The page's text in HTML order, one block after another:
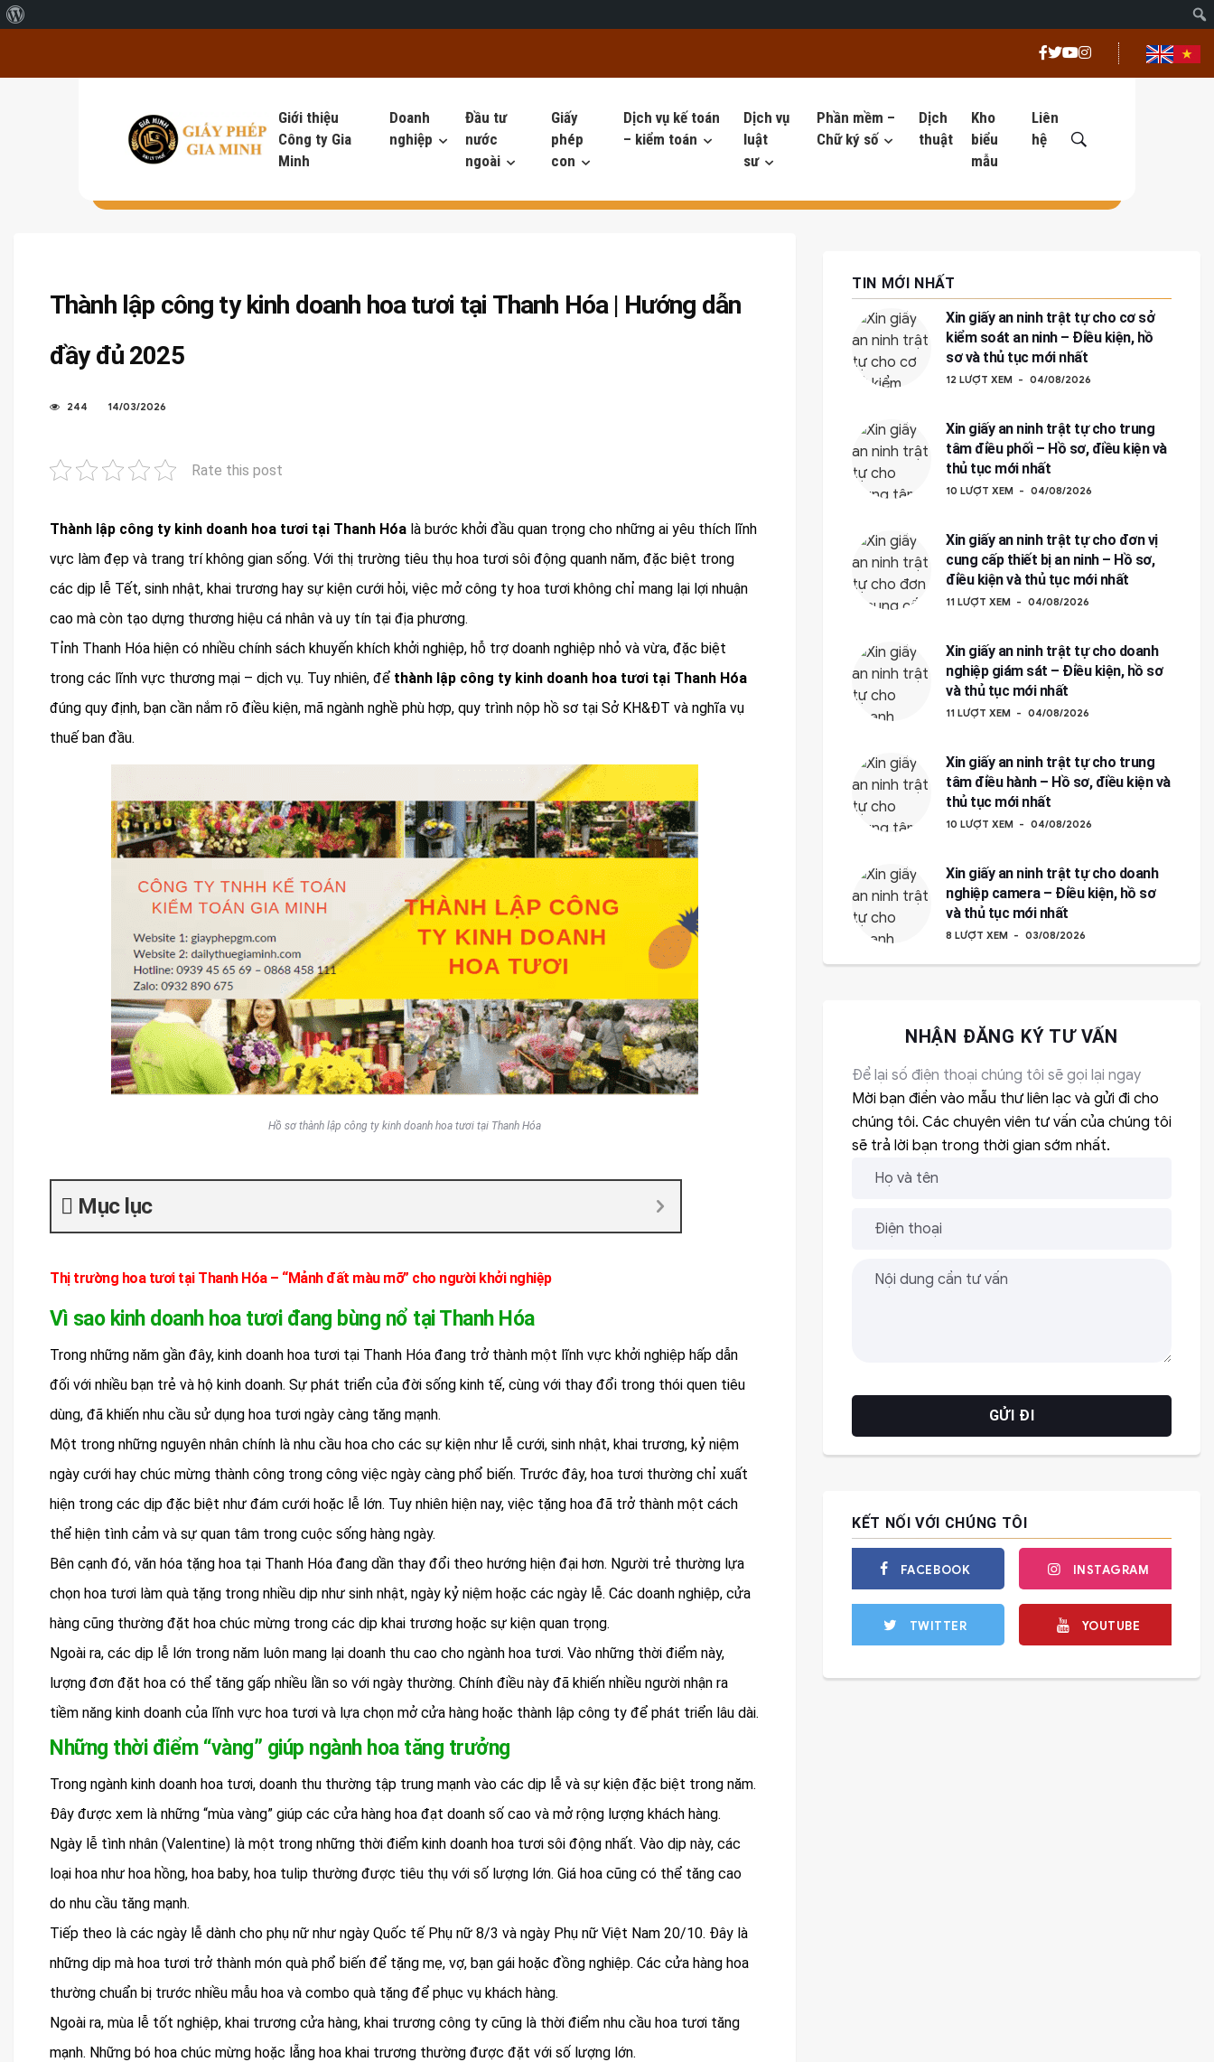
Giới thiệu
Công ty Gia
Minh
Doanh
nghiệp
Đầu tư
nước
ngoài
Giấy
phép
con
Dịch vụ kế toán
– kiểm toán
Dịch vụ
luật
sư
Phần mềm –
Chữ ký số
Dịch
thuật
Kho
biểu
mẫu
Liên
hệ
Thành lập công ty kinh doanh hoa tươi tại Thanh Hóa | Hướng dẫn
đầy đủ 2025
244 14/03/2026
Rate this post
Thành lập công ty kinh doanh hoa tươi tại Thanh Hóa là bước khởi đầu quan trọng cho những ai yêu thích lĩnh
vực làm đẹp và trang trí không gian sống. Với thị trường tiêu thụ hoa tươi sôi động quanh năm, đặc biệt trong
các dịp lễ Tết, sinh nhật, khai trương hay sự kiện cưới hỏi, việc mở công ty hoa tươi không chỉ mang lại lợi nhuận
cao mà còn tạo dựng thương hiệu cá nhân và uy tín tại địa phương.
Tỉnh Thanh Hóa hiện có nhiều chính sách khuyến khích khởi nghiệp, hỗ trợ doanh nghiệp nhỏ và vừa, đặc biệt
trong các lĩnh vực thương mại – dịch vụ. Tuy nhiên, để thành lập công ty kinh doanh hoa tươi tại Thanh Hóa
đúng quy định, bạn cần nắm rõ điều kiện, mã ngành nghề phù hợp, quy trình nộp hồ sơ tại Sở KH&ĐT và nghĩa vụ
thuế ban đầu.
Hồ sơ thành lập công ty kinh doanh hoa tươi tại Thanh Hóa
Mục lục
Thị trường hoa tươi tại Thanh Hóa – “Mảnh đất màu mỡ” cho người khởi nghiệp
Vì sao kinh doanh hoa tươi đang bùng nổ tại Thanh Hóa
Trong những năm gần đây, kinh doanh hoa tươi tại Thanh Hóa đang trở thành một lĩnh vực khởi nghiệp hấp dẫn
đối với nhiều bạn trẻ và hộ kinh doanh. Sự phát triển của đời sống kinh tế, cùng với thay đổi trong thói quen tiêu
dùng, đã khiến nhu cầu sử dụng hoa tươi ngày càng tăng mạnh.
Một trong những nguyên nhân chính là nhu cầu hoa cho các sự kiện như lễ cưới, sinh nhật, khai trương, kỷ niệm
ngày cưới hay chúc mừng thành công trong công việc ngày càng phổ biến. Trước đây, hoa tươi thường chỉ xuất
hiện trong các dịp đặc biệt như đám cưới hoặc lễ lớn. Tuy nhiên hiện nay, việc tặng hoa đã trở thành một cách
thể hiện tình cảm và sự quan tâm trong cuộc sống hàng ngày.
Bên cạnh đó, văn hóa tặng hoa tại Thanh Hóa đang dần thay đổi theo hướng hiện đại hơn. Người trẻ thường lựa
chọn hoa tươi làm quà tặng trong nhiều dịp như sinh nhật, ngày kỷ niệm hoặc các ngày lễ. Các doanh nghiệp, cửa
hàng cũng thường đặt hoa chúc mừng trong các dịp khai trương hoặc sự kiện quan trọng.
Ngoài ra, các dịp lễ lớn trong năm luôn mang lại doanh thu cao cho ngành hoa tươi. Vào những thời điểm này,
lượng đơn đặt hoa có thể tăng gấp nhiều lần so với ngày thường. Chính điều này đã khiến nhiều người nhận ra
tiềm năng kinh doanh của lĩnh vực hoa tươi và lựa chọn mở cửa hàng hoặc thành lập công ty để phát triển lâu dài.
Những thời điểm “vàng” giúp ngành hoa tăng trưởng
Trong ngành kinh doanh hoa tươi, doanh thu thường tập trung mạnh vào các dịp lễ và sự kiện đặc biệt trong năm.
Đây được xem là những “mùa vàng” giúp các cửa hàng hoa đạt doanh số cao và mở rộng lượng khách hàng.
Ngày lễ tình nhân (Valentine) là một trong những thời điểm kinh doanh hoa tươi sôi động nhất. Vào dịp này, các
loại hoa như hoa hồng, hoa baby, hoa tulip thường được tiêu thụ với số lượng lớn. Giá hoa cũng có thể tăng cao
do nhu cầu tăng mạnh.
Tiếp theo là các ngày lễ dành cho phụ nữ như ngày Quốc tế Phụ nữ 8/3 và ngày Phụ nữ Việt Nam 20/10. Đây là
những dịp mà hoa tươi trở thành món quà phổ biến để tặng mẹ, vợ, bạn gái hoặc đồng nghiệp. Các cửa hàng hoa
thường chuẩn bị trước nhiều mẫu hoa và combo quà tặng để phục vụ khách hàng.
Ngoài ra, mùa lễ tốt nghiệp, khai trương cửa hàng, khai trương công ty cũng là thời điểm nhu cầu hoa tươi tăng
mạnh. Những bó hoa chúc mừng hoặc lẵng hoa khai trương thường được đặt với số lượng lớn.
TIN MỚI NHẤT
Xin giấy an ninh trật tự cho cơ sở
kiểm soát an ninh – Điều kiện, hồ
sơ và thủ tục mới nhất
12 LƯỢT XEM 04/08/2026
Xin giấy an ninh trật tự cho trung
tâm điều phối – Hồ sơ, điều kiện và
thủ tục mới nhất
10 LƯỢT XEM 04/08/2026
Xin giấy an ninh trật tự cho đơn vị
cung cấp thiết bị an ninh – Hồ sơ,
điều kiện và thủ tục mới nhất
11 LƯỢT XEM 04/08/2026
Xin giấy an ninh trật tự cho doanh
nghiệp giám sát – Điều kiện, hồ sơ
và thủ tục mới nhất
11 LƯỢT XEM 04/08/2026
Xin giấy an ninh trật tự cho trung
tâm điều hành – Hồ sơ, điều kiện và
thủ tục mới nhất
10 LƯỢT XEM 04/08/2026
Xin giấy an ninh trật tự cho doanh
nghiệp camera – Điều kiện, hồ sơ
và thủ tục mới nhất
8 LƯỢT XEM 03/08/2026
NHẬN ĐĂNG KÝ TƯ VẤN
Để lại số điện thoại chúng tôi sẽ gọi lại ngay
Mời bạn điền vào mẫu thư liên lạc và gửi đi cho
chúng tôi. Các chuyên viên tư vấn của chúng tôi
sẽ trả lời bạn trong thời gian sớm nhất.
KẾT NỐI VỚI CHÚNG TÔI
FACEBOOK
TWITTER
INSTAGRAM
YOUTUBE